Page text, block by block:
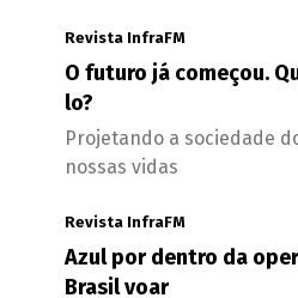
Revista InfraFM
O futuro já começou.
lo?
Projetando a sociedade
nossas vidas
Revista InfraFM
Azul por dentro da
Brasil voar